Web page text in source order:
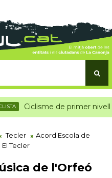
Ciclisme de primer nivell a la
Tecler
Acord Escola de
Tecler
de l'Orfeó